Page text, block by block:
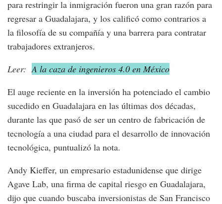
para restringir la inmigración fueron una gran razón para
regresar a Guadalajara, y los calificó como contrarios a
la filosofía de su compañía y una barrera para contratar
trabajadores extranjeros.
Leer: A la caza de ingenieros 4.0 en México
El auge reciente en la inversión ha potenciado el cambio
sucedido en Guadalajara en las últimas dos décadas,
durante las que pasó de ser un centro de fabricación de
tecnología a una ciudad para el desarrollo de innovación
tecnológica, puntualizó la nota.
Andy Kieffer, un empresario estadunidense que dirige
Agave Lab, una firma de capital riesgo en Guadalajara,
dijo que cuando buscaba inversionistas de San Francisco